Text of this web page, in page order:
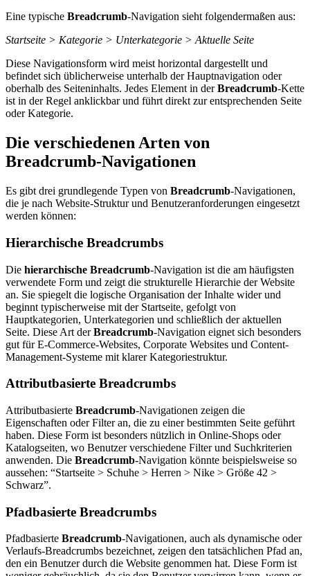
Eine typische Breadcrumb-Navigation sieht folgendermaßen aus:
Startseite > Kategorie > Unterkategorie > Aktuelle Seite
Diese Navigationsform wird meist horizontal dargestellt und
befindet sich üblicherweise unterhalb der Hauptnavigation oder
oberhalb des Seiteninhalts. Jedes Element in derBreadcrumb-Kette
ist in der Regel anklickbar und führt direkt zur entsprechenden Seite
oder Kategorie.
Die verschiedenen Arten von
Breadcrumb-Navigationen
Es gibt drei grundlegende Typen von Breadcrumb-Navigationen,
die je nach Website-Struktur und Benutzeranforderungen eingesetzt
werden können:
Hierarchische Breadcrumbs
Die hierarchische Breadcrumb-Navigation ist die am häufigsten
verwendete Form und zeigt die strukturelle Hierarchie der Website
an. Sie spiegelt die logische Organisation der Inhalte wider und
beginnt typischerweise mit der Startseite, gefolgt von
Hauptkategorien, Unterkategorien und schließlich der aktuellen
Seite. Diese Art derBreadcrumb-Navigation eignet sich besonders
gut für E-Commerce-Websites, Corporate Websites und Content-
Management-Systeme mit klarer Kategoriestruktur.
Attributbasierte Breadcrumbs
Attributbasierte Breadcrumb-Navigationen zeigen die
Eigenschaften oder Filter an, die zu einer bestimmten Seite geführt
haben. Diese Form ist besonders nützlich in Online-Shops oder
Katalogseiten, wo Benutzer verschiedene Filter und Suchkriterien
anwenden. Die Breadcrumb-Navigation könnte beispielsweise so
aussehen: “Startseite > Schuhe > Herren > Nike > Größe 42 >
Schwarz”.
Pfadbasierte Breadcrumbs
Pfadbasierte Breadcrumb-Navigationen, auch als dynamische oder
Verlaufs-Breadcrumbs bezeichnet, zeigen den tatsächlichen Pfad an,
den ein Benutzer durch die Website genommen hat. Diese Form ist